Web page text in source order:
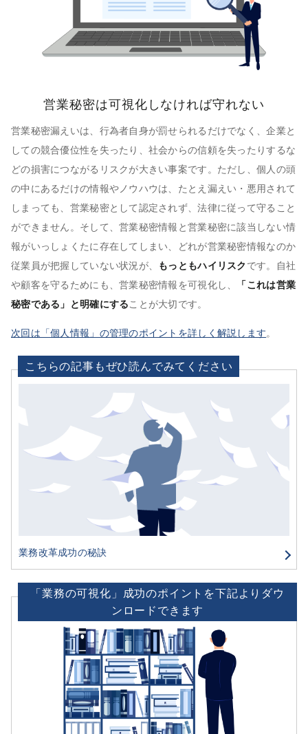
営業秘密は可視化しなければ守れない
営業秘密漏えいは、行為者自身が罰せられるだけでなく、企業と
しての競合優位性を失ったり、社会からの信頼を失ったりするな
どの損害につながるリスクが大きい事案です。ただし、個人の頭
の中にあるだけの情報やノウハウは、たとえ漏えい・悪用されて
しまっても、営業秘密として認定されず、法律に従って守ること
ができません。そして、営業秘密情報と営業秘密に該当しない情
報がいっしょくたに存在してしまい、どれが営業秘密情報なのか
従業員が把握していない状況が、
もっともハイリスク です。自社
や顧客を守るためにも、営業秘密情報を可視化し、
「これは営業
秘密である」と明確にすることが大切です。
次回は「個人情報」の管理のポイントを詳しく解説します。
こちらの記事もぜひ読んでみてください
業務改革成功の秘訣
「業務の可視化」成功のポイントを下記よりダウ
ンロードできます